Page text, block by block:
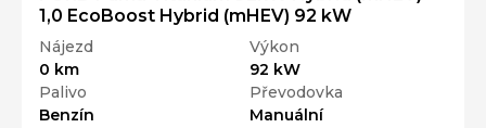
1,0 EcoBoost Hybrid (mHEV) 92 kW
Nájezd
0 km
Výkon
92 kW
Palivo
Benzín
Převodovka
Manuální